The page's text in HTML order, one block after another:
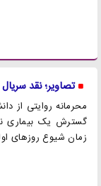
تصاویر؛ نقد
محرمانه روایتی از
گسترش یک بیماری
زمان شیوع روز‌های